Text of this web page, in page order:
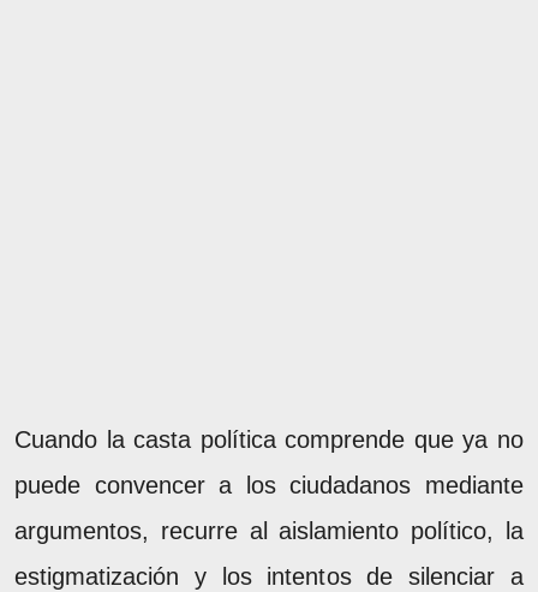
Cuando la casta política comprende que ya no
puede convencer a los ciudadanos mediante
argumentos, recurre al aislamiento político, la
estigmatización y los intentos de silenciar a